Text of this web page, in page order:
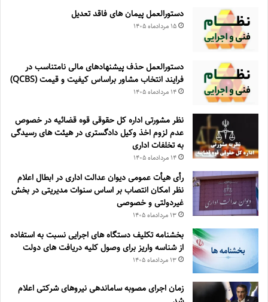
دستورالعمل پیمان های فاقد تعدیل
۱۵ مرداد‌ماه ۱۴۰۵
دستورالعمل حذف پيشنهادهای مالی نامتناسب در
فرايند انتخاب مشاور براساس كيفيت و قيمت (QCBS)
۱۴ مرداد‌ماه ۱۴۰۵
نظر مشورتی اداره کل حقوقی قوه قضائیه در خصوص
عدم لزوم اخذ وکیل دادگستری در هیئت های رسیدگی
به تخلفات اداری
۱۴ مرداد‌ماه ۱۴۰۵
رأی هیأت عمومی دیوان عدالت اداری در ابطال اعلام
نظر امکان انتصاب بر اساس سنوات مدیریتی در بخش
غیردولتی و خصوصی
۱۳ مرداد‌ماه ۱۴۰۵
بخشنامه تکلیف دستگاه های اجرایی نسبت به استفاده
از شناسه واریز برای وصول کلیه دریافت های دولت
۱۳ مرداد‌ماه ۱۴۰۵
زمان اجرای مصوبه ساماندهی نیروهای شرکتی اعلام